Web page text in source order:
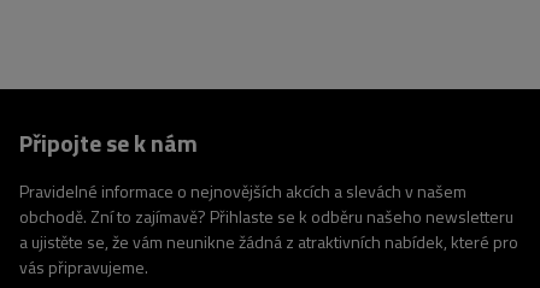
Připojte se k nám
Pravidelné informace o nejnovějších akcích a slevách v našem
obchodě. Zní to zajímavě? Přihlaste se k odběru našeho newsletteru
a ujistěte se, že vám neunikne žádná z atraktivních nabídek, které pro
vás připravujeme.